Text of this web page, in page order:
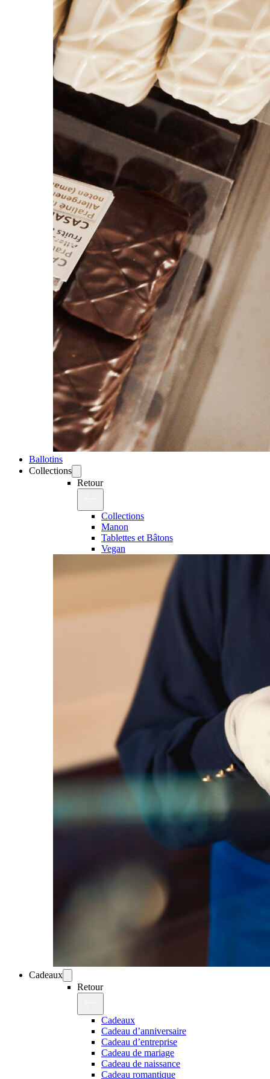
Ballotins
Collections
Retour
Collections
Manon
Tablettes et Bâtons
Vegan
Cadeaux
Retour
Cadeaux
Cadeau d’anniversaire
Cadeau d’entreprise
Cadeau de mariage
Cadeau de naissance
Cadeau romantique